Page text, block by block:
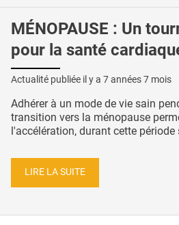
MÉNOPAUSE : Un
pour la santé
Actualité publiée il y a 7 années 7 mois
Adhérer à un mode de vie sain
transition vers la ménopause
l'accélération, durant cette période
LIRE LA SUITE